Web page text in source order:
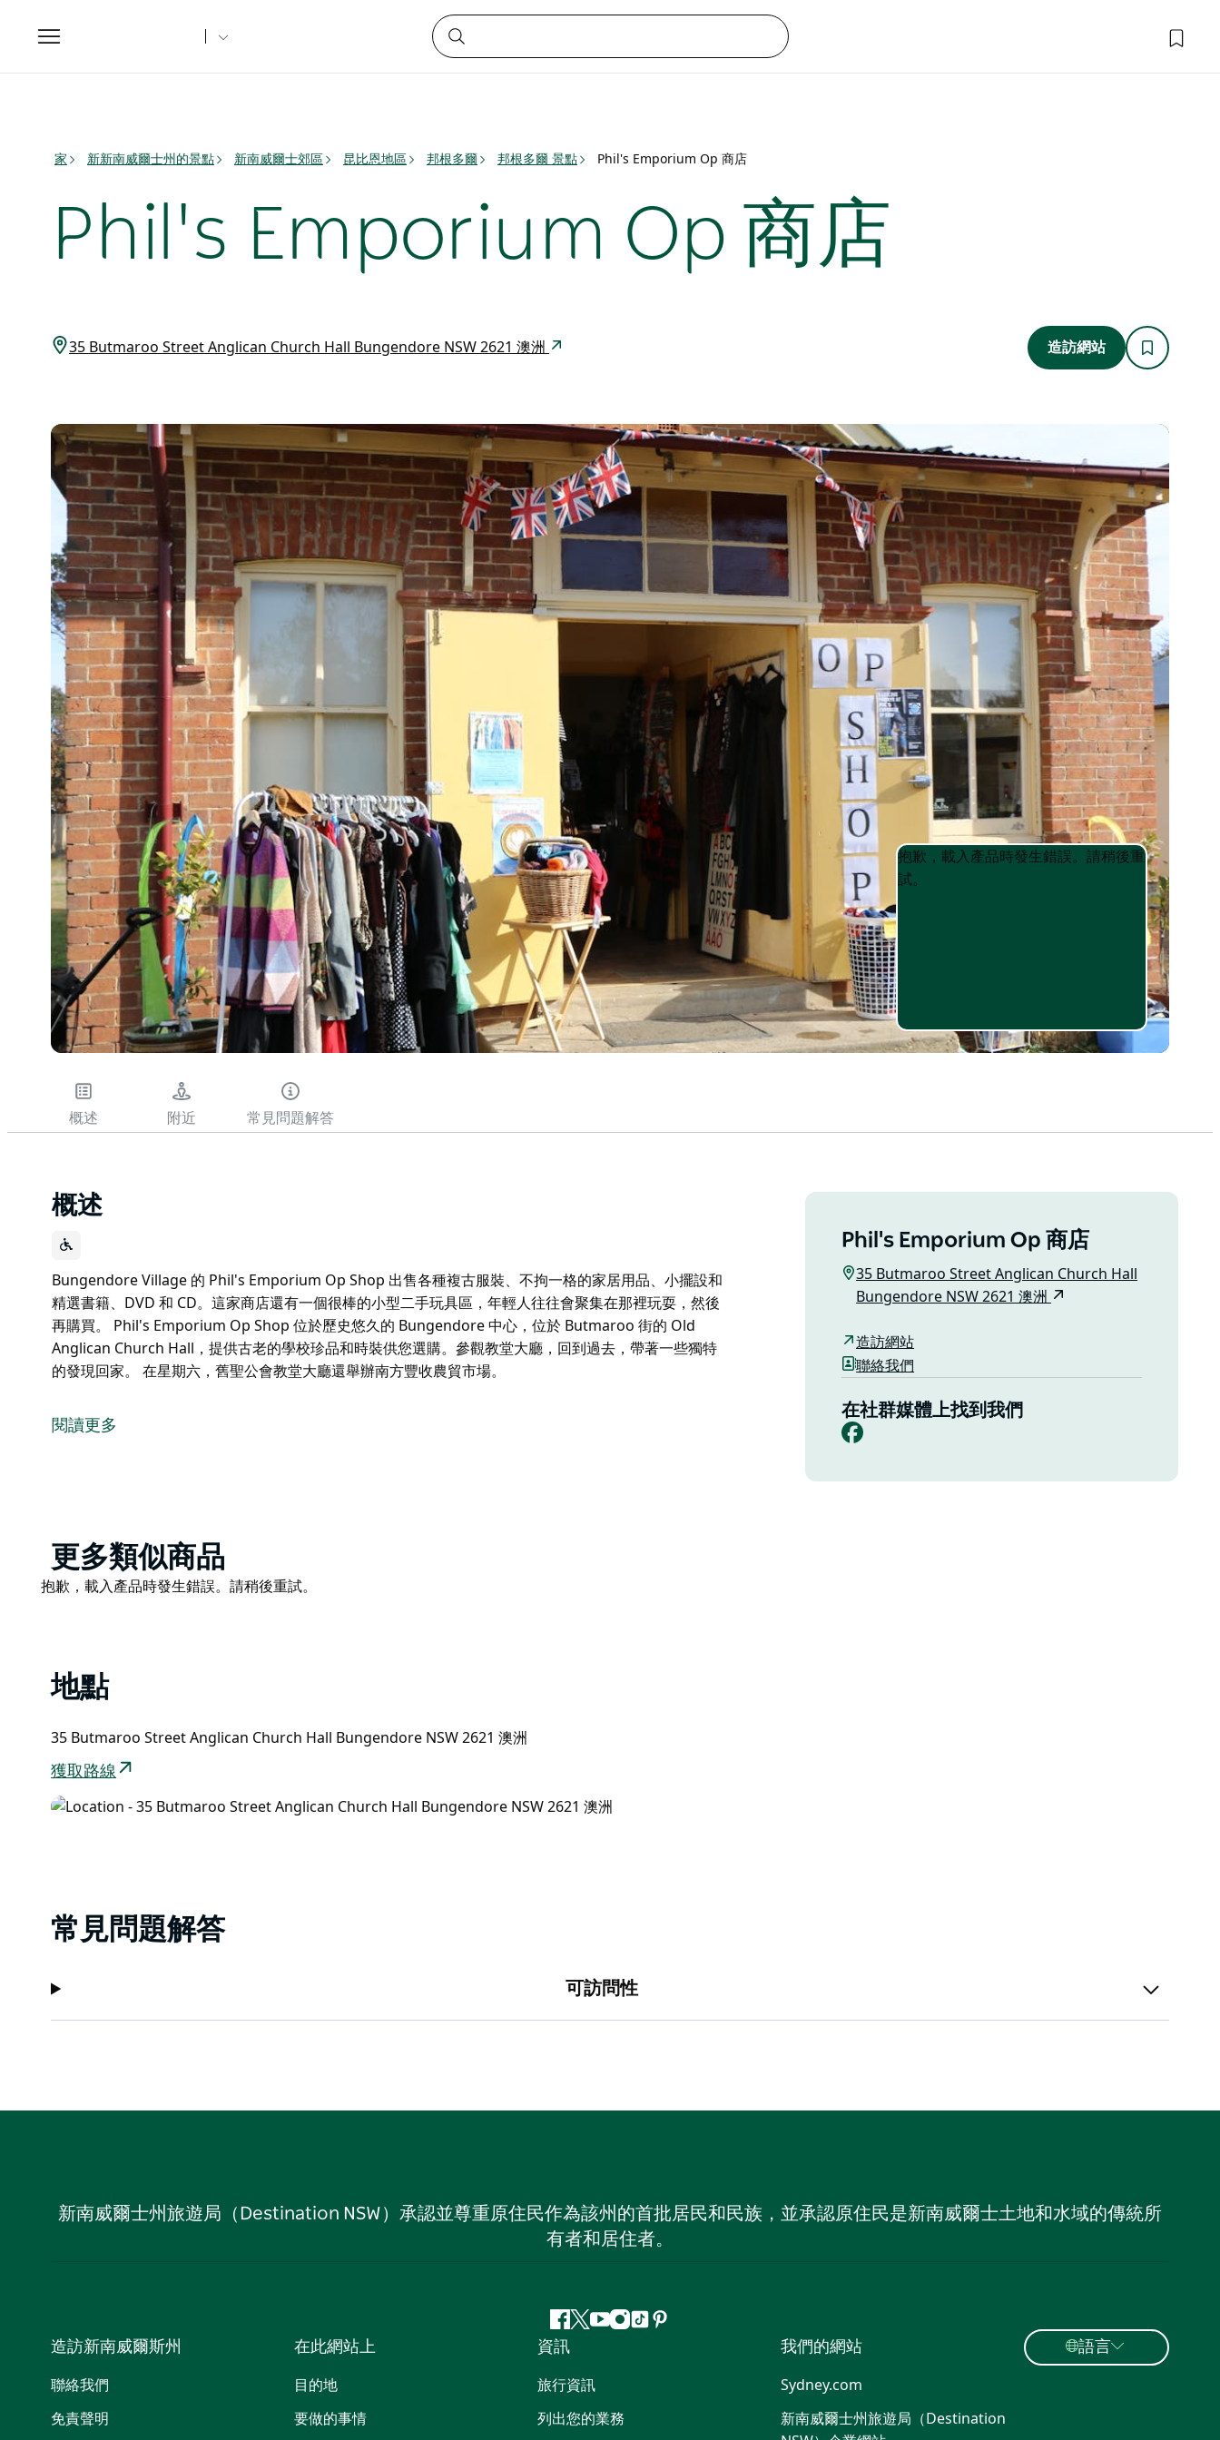
Toggle
navigation
家 新新南威爾士州的景點 新南威爾士郊區 昆比恩地區 邦根多爾 邦根多爾 景點 Phil's Emporium Op 商店
Phil's Emporium Op 商店
35 Butmaroo Street Anglican Church Hall Bungendore NSW 2621 澳洲 造訪網站
Product
List
Product
List
抱歉，載入產品時發生錯誤。請稍後重
試。
概述 附近 常見問題解答
概述
Bungendore Village 的 Phil's Emporium Op Shop 出售各種複古服裝、不拘一格的家居用品、小擺設和
精選書籍、DVD 和 CD。這家商店還有一個很棒的小型二手玩具區，年輕人往往會聚集在那裡玩耍，然後
再購買。 Phil's Emporium Op Shop 位於歷史悠久的 Bungendore 中心，位於 Butmaroo 街的 Old
Anglican Church Hall，提供古老的學校珍品和時裝供您選購。參觀教堂大廳，回到過去，帶著一些獨特
的發現回家。 在星期六，舊聖公會教堂大廳還舉辦南方豐收農貿市場。
精選書籍、DVD 和 CD。這家商店還有一個很棒的小型二手玩具區，年輕人往往會聚集在那裡玩耍，然後
再購買。
在星期六，舊聖公會教堂大廳還舉辦南方豐收農貿市場。
閱讀更多
Phil's Emporium Op 商店
35 Butmaroo Street Anglican Church Hall
Bungendore NSW 2621 澳洲
造訪網站
聯絡我們
在社群媒體上找到我們
Facebook
Product
List
更多類似商品
Product
抱歉，載入產品時發生錯誤。請稍後重試。
地點
35 Butmaroo Street Anglican Church Hall Bungendore NSW 2621 澳洲
獲取路線
常見問題解答
可訪問性
新南威爾士州旅遊局（Destination NSW）承認並尊重原住民作為該州的首批居民和民族，並承認原住民是新南威爾士土地和水域的傳統所
有者和居住者。
Facebook
嘰
喳
喳
Youtube
Instagram
抖 Pinterest
造訪新南威爾斯州
聯絡我們
免責聲明
在此網站上
目的地
要做的事情
資訊
旅行資訊
列出您的業務
我們的網站
Sydney.com
新南威爾士州旅遊局（Destination
語言